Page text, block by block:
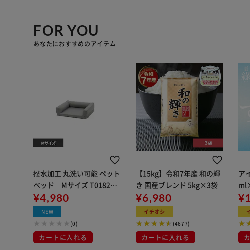
FOR YOU
あなたにおすすめのアイテム
撥水加工 丸洗い可能 ペット
ベッド Mサイズ T0182PT
BDM-LGY ライトグレー
¥4,980
NEW
(0)
カートに入れる
【15kg】令和7年産 和の輝
き 国産ブレンド 5kg×3袋
¥6,980
イチオシ
(4677)
カートに入れる
ア
用